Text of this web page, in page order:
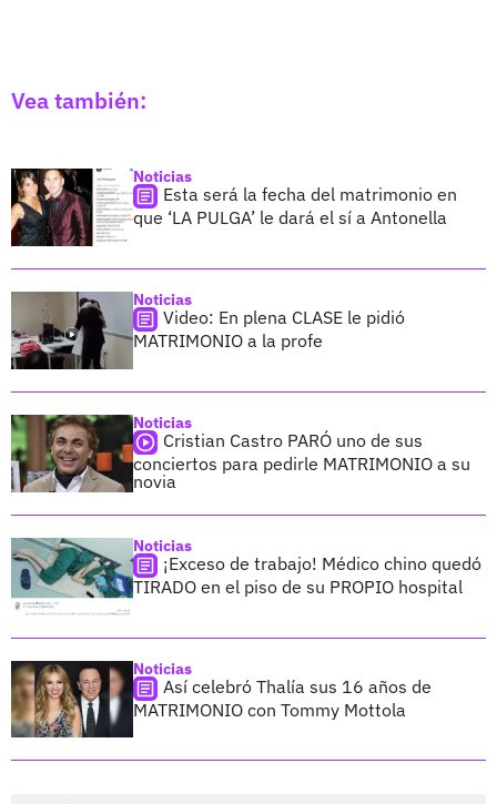
Vea también:
Noticias
Esta será la fecha del matrimonio en
que ‘LA PULGA’ le dará el sí a Antonella
Noticias
Video: En plena CLASE le pidió
MATRIMONIO a la profe
Noticias
Cristian Castro PARÓ uno de sus
conciertos para pedirle MATRIMONIO a su
novia
Noticias
¡Exceso de trabajo! Médico chino quedó
TIRADO en el piso de su PROPIO hospital
Noticias
Así celebró Thalía sus 16 años de
MATRIMONIO con Tommy Mottola